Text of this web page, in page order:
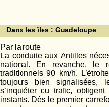
Dans les îles : Guadeloupe
Par la route
La conduite aux Antilles
national. En revanche, le
traditionnels 90 km/h.
toujours bien signalisées,
s’inquiéter du trafic,
instants. Dès le premier